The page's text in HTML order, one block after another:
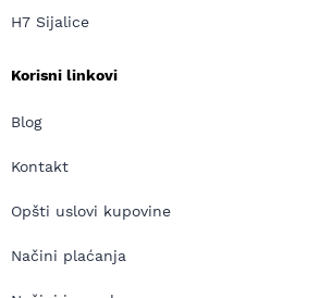
H7 Sijalice
Korisni linkovi
Blog
Kontakt
Opšti uslovi kupovine
Načini plaćanja